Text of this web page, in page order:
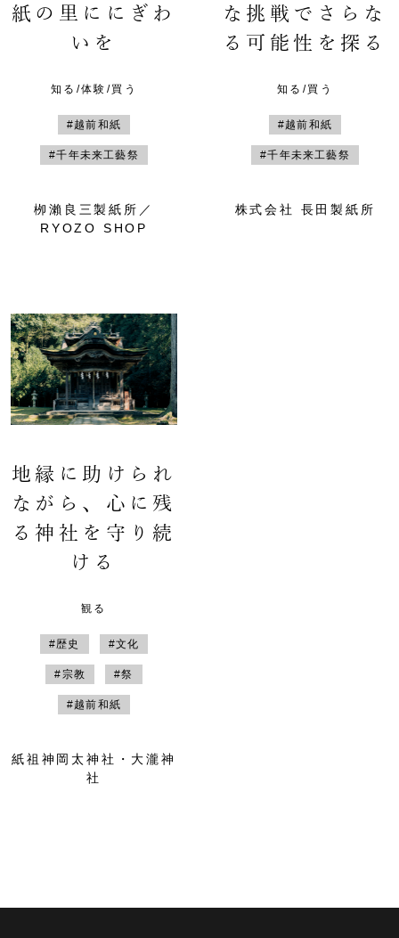
紙の里ににぎわ
いを
知る/体験/買う
#越前和紙
#千年未来工藝祭
栁瀨良三製紙所／
RYOZO SHOP
な挑戦でさらな
る可能性を探る
知る/買う
#越前和紙
#千年未来工藝祭
株式会社 長田製紙所
地縁に助けられ
ながら、心に残
る神社を守り続
ける
観る
#歴史 #文化
#宗教 #祭
#越前和紙
紙祖神岡太神社・大瀧神
社